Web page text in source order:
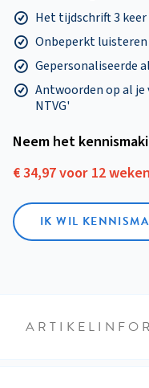
Het tijdschrift 3 keer
Onbeperkt luisteren
Gepersonaliseerde
Antwoorden op al je
NTVG'
Neem het
€ 34,97 voor 12
IK WIL